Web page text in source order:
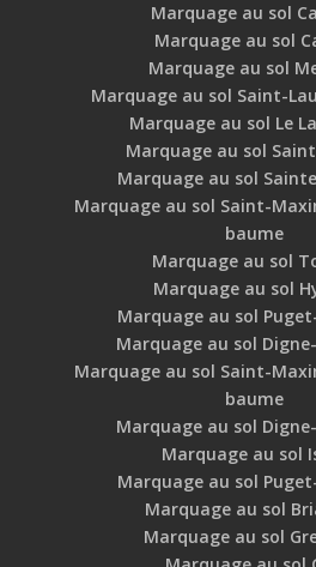
Marquage au sol
Marquage au sol
Marquage au sol
Marquage au sol Saint-
Marquage au sol Le
Marquage au sol
Marquage au sol
Marquage au sol Saint-
baume
Marquage au sol
Marquage au sol
Marquage au sol
Marquage au sol
Marquage au sol Saint-
baume
Marquage au sol
Marquage au sol
Marquage au sol
Marquage au sol
Marquage au sol